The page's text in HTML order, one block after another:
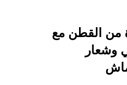
من القطن مع
وشعار